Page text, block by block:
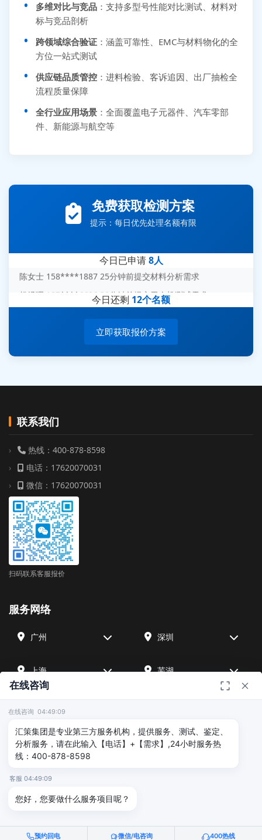
多维对比与竞品 ：支持多型号性能对比测试、材料对
标与竞品剖析
跨领域综合验证 ：涵盖可靠性、EMC与材料物化的全
方位一站式测试
供应链品质管控 ：进料检验、客诉追因、出厂抽检全
流程质量保障
全行业应用场景 ：全面覆盖电子元器件、汽车零部
件、新能源与航空等
免费获取检测方案
提示：每日优先处理名额有限
今日已申请8人
王经理 186****9012 7分钟前提交并网/涉网试验需求
陈女士 158****1887 25分钟前提交材料分析需求
周总 136****0539 35分钟前提交机器人测试需求
今日还剩 12个名额
立即获取报价方案
联系我们
热线：400-878-8598
电话：17620070031
微信：17620070031
扫码联系客服报价
服务网络
广州 深圳
上海 芜湖
北京 武汉
友情链接
广州海沣检测 汇策可靠性检测
在线咨询
在线咨询 04:49:09
汇策集团是专业第三方服务机构，提供服务、测试、鉴定、
分析服务，请在此输入【电话】+【需求】,24小时服务热
线：400-878-8598
客服 04:49:09
您好，您要做什么服务项目呢？
预约回电 微信/电咨询 400热线